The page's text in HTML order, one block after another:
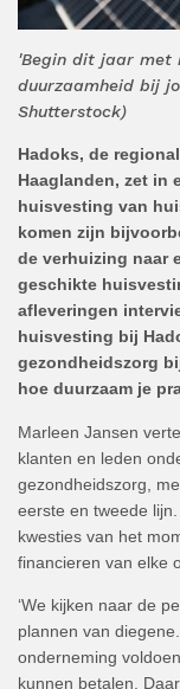
'Begin dit jaar met
duurzaamheid bij
Shutterstock)
Hadoks, de
Haaglanden, zet in
huisvesting van
komen zijn
de verhuizing naar
geschikte
afleveringen
huisvesting bij
gezondheidszorg
hoe duurzaam je
Marleen Jansen
klanten en leden
gezondheidszorg,
eerste en tweede
kwesties van het
financieren van elke
‘We kijken naar de
plannen van
onderneming
kunnen betalen.